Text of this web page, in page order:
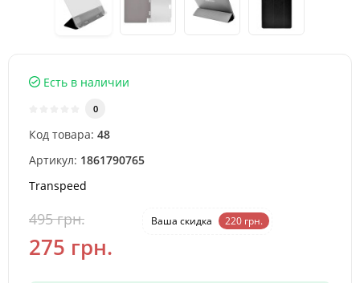
Есть в наличии
0
Код товара: 48
Артикул: 1861790765
Transpeed
495 грн. Ваша cкидка 220 грн.
275 грн.